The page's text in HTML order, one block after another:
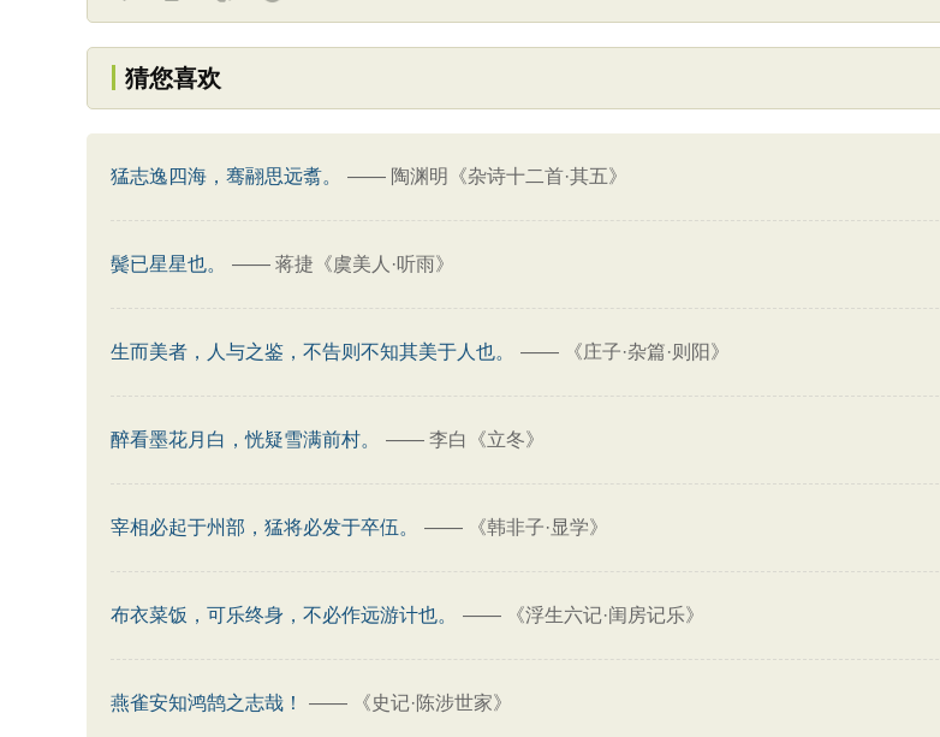
猜您喜欢
猛志逸四海，骞翮思远翥。 —— 陶渊明《杂诗十二首·其五》
鬓已星星也。 —— 蒋捷《虞美人·听雨》
生而美者，人与之鉴，不告则不知其美于人也。 —— 《庄子·杂篇·则阳》
醉看墨花月白，恍疑雪满前村。 —— 李白《立冬》
宰相必起于州部，猛将必发于卒伍。 —— 《韩非子·显学》
布衣菜饭，可乐终身，不必作远游计也。 —— 《浮生六记·闺房记乐》
燕雀安知鸿鹄之志哉！ —— 《史记·陈涉世家》